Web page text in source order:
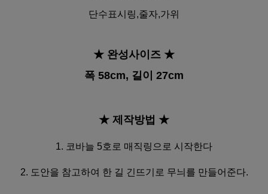
단수표시링,줄자,가위
★ 완성사이즈 ★
폭 58cm, 길이 27cm
★ 제작방법 ★
1. 코바늘 5호로 매직링으로 시작한다
2. 도안을 참고하여 한 길 긴뜨기로 무늬를 만들어준다.